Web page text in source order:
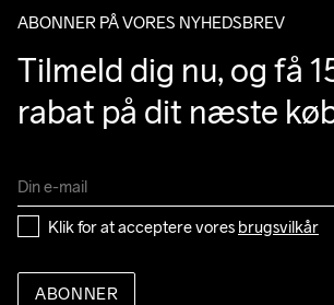
ABONNER PÅ VORES NYHEDSBREV
Tilmeld dig nu, og få
rabat på dit næste
Klik for at acceptere vores brugsvilkår
ABONNER